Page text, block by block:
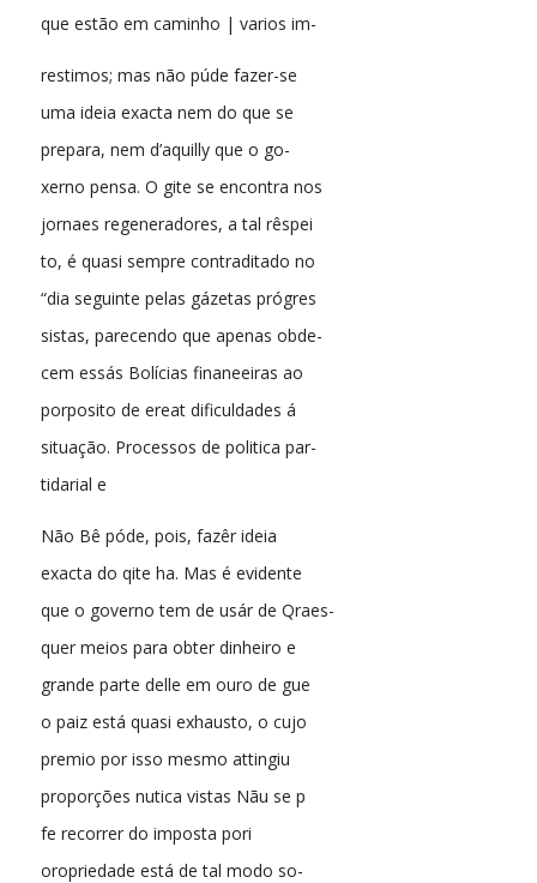
que estão em caminho | varios im-
restimos; mas não púde fazer-se
uma ideia exacta nem do que se
prepara, nem d’aquilly que o go-
xerno pensa. O gite se encontra nos
jornaes regeneradores, a tal rêspei
to, é quasi sempre contraditado no
“dia seguinte pelas gázetas prógres
sistas, parecendo que apenas obde-
cem essás Bolícias finaneeiras ao
porposito de ereat dificuldades á
situação. Processos de politica par-
tidarial e
Não Bê póde, pois, fazêr ideia
exacta do qite ha. Mas é evidente
que o governo tem de usár de Qraes-
quer meios para obter dinheiro e
grande parte delle em ouro de gue
o paiz está quasi exhausto, o cujo
premio por isso mesmo attingiu
proporções nutica vistas Nãu se p
fe recorrer do imposta pori
oropriedade está de tal modo so-